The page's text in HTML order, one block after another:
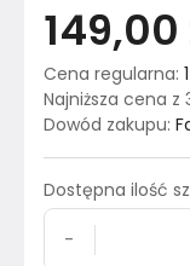
149,00
Cena regularna:
Najniższa cena z
Dowód zakupu:
Dostępna ilość
-